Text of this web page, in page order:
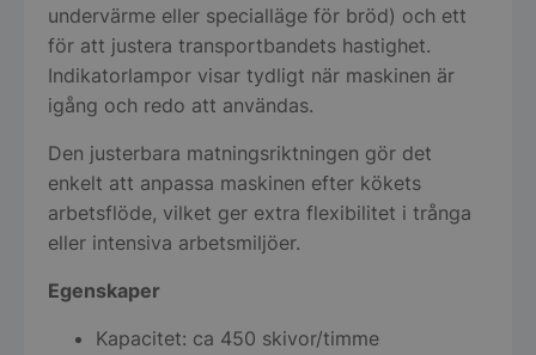
undervärme eller specialläge för bröd) och ett
för att justera transportbandets hastighet.
Indikatorlampor visar tydligt när maskinen är
igång och redo att användas.
Den justerbara matningsriktningen gör det
enkelt att anpassa maskinen efter kökets
arbetsflöde, vilket ger extra flexibilitet i trånga
eller intensiva arbetsmiljöer.
Egenskaper
Kapacitet: ca 450 skivor/timme